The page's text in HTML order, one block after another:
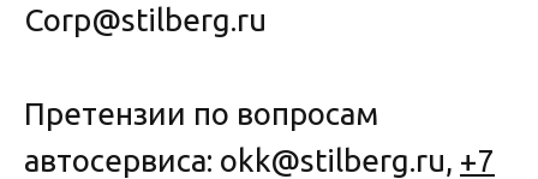
Corp@stilberg.ru
Претензии по вопросам
автосервиса: okk@stilberg.ru, +7